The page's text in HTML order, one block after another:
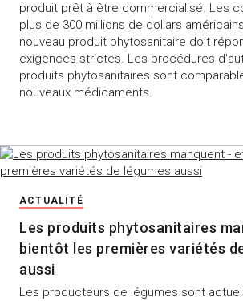
produit prêt à être commercialisé. Les
plus de 300 millions de dollars
nouveau produit phytosanitaire doit
exigences strictes. Les procédures
produits phytosanitaires sont
nouveaux médicaments.
ACTUALITÉ
Les produits phytosanitaires
bientôt les premières variétés
aussi
Les producteurs de légumes sont